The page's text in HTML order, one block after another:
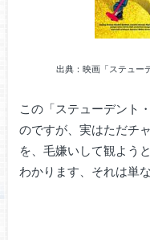
出典：映画「ステュー
この「ステューデント
のですが、実はただチ
を、毛嫌いして観よう
わかります、それは単